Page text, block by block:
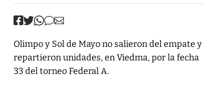
Olimpo y Sol de Mayo no salieron del empate y
repartieron unidades, en Viedma, por la fecha
33 del torneo Federal A.